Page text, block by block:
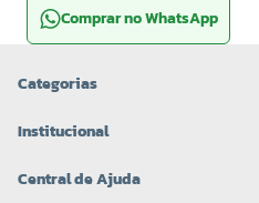
Comprar no WhatsApp
Categorias
Institucional
Central de Ajuda